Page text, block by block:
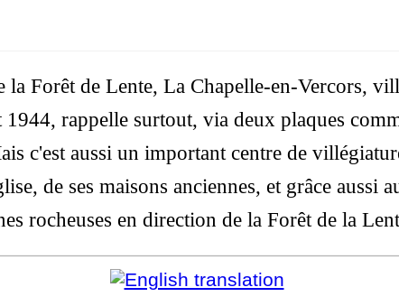
la Forêt de Lente, La Chapelle-en-Vercors,
rappelle surtout, via deux plaques
c'est aussi un important centre de
de ses maisons anciennes, et grâce aussi
rocheuses en direction de la Forêt de la